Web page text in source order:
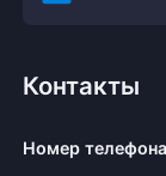
Контакты
Номер телефона